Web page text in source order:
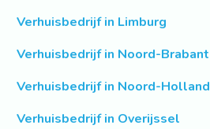
Verhuisbedrijf in Limburg
Verhuisbedrijf in Noord-Brabant
Verhuisbedrijf in Noord-Holland
Verhuisbedrijf in Overijssel